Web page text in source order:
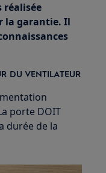
réalisée
la garantie. Il
DU VENTILATEUR
porte DOIT
durée de la